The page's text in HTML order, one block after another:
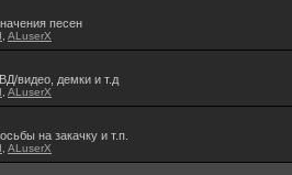
песен
ALuserX
видео, демки и т.д
ALuserX
на закачку и т.п.
ALuserX